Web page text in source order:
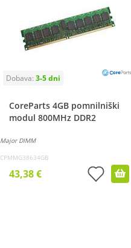
CoreParts 4GB pomnilniški
modul 800MHz DDR2
Major DIMM
CPMMG38634GB
43,38 €